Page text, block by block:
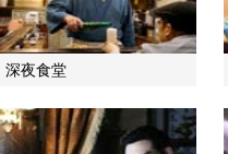
深夜食堂